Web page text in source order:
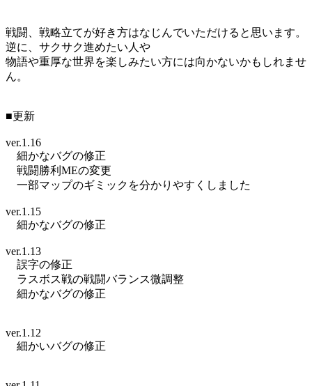
戦闘、戦略立てが好き方はなじんでいただけると思います。
逆に、サクサク進めたい人や
物語や重厚な世界を楽しみたい方には向かないかもしれませ
ん。
■更新
ver.1.16
細かなバグの修正
戦闘勝利MEの変更
一部マップのギミックを分かりやすくしました
ver.1.15
細かなバグの修正
ver.1.13
誤字の修正
ラスボス戦の戦闘バランス微調整
細かなバグの修正
ver.1.12
細かいバグの修正